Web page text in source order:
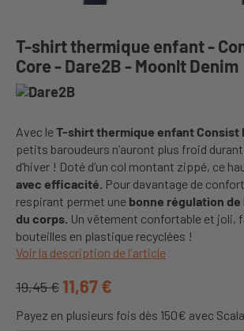
T-shirt thermique enfant -
Core - Dare2B - Moonlt Denim
Avec leT-shirt thermique enfant Consist
petits baroudeurs n’auront plus froid
d’hiver ! Doté d’un col montant zippé, ce
avec efficacité. Pour davantage de
respirant permet une bonne régulation
du corps. Un vêtement confortable et joli,
bouteilles en plastique recyclées !
Voir la description de l'article
19,45 € 11,67 €
Payez en plusieurs fois dès 150€ avec